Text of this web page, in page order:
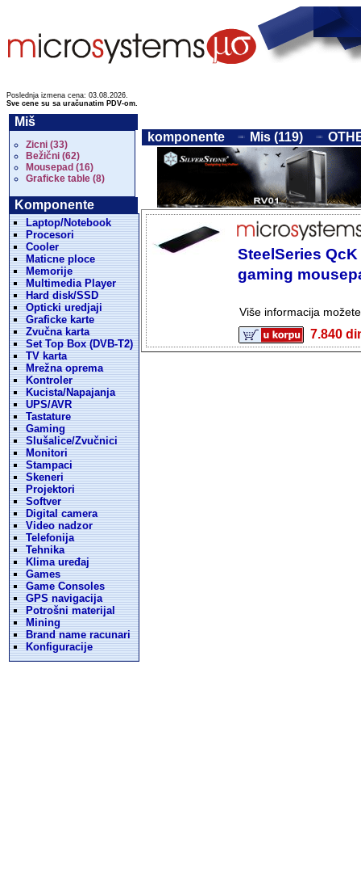
Poslednja izmena cena: 03.08.2026.
Sve cene su sa uračunatim PDV-om.
Miš
Zicni (33)
Bežični (62)
Mousepad (16)
Graficke table (8)
Komponente
Laptop/Notebook
Procesori
Cooler
Maticne ploce
Memorije
Multimedia Player
Hard disk/SSD
Opticki uredjaji
Graficke karte
Zvučna karta
Set Top Box (DVB-T2)
TV karta
Mrežna oprema
Kontroler
Kucista/Napajanja
UPS/AVR
Tastature
Gaming
Slušalice/Zvučnici
Monitori
Stampaci
Skeneri
Projektori
Softver
Digital camera
Video nadzor
Telefonija
Tehnika
Klima uređaj
Games
Game Consoles
GPS navigacija
Potrošni materijal
Mining
Brand name racunari
Konfiguracije
komponente Mis (119)
SteelSeries
gaming
Više informacija
7.840